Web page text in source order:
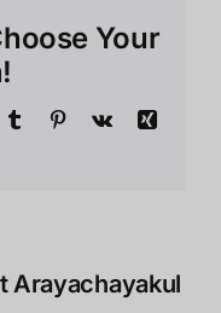
Your
Tumblr Pinterest
Vk
Xing
Arayachayakul